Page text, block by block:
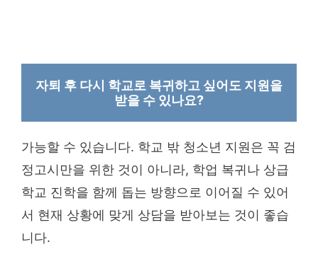
자퇴 후 다시 학교로 복귀하고 싶어도 지원을
받을 수 있나요?
가능할 수 있습니다. 학교 밖 청소년 지원은 꼭 검
정고시만을 위한 것이 아니라, 학업 복귀나 상급
학교 진학을 함께 돕는 방향으로 이어질 수 있어
서 현재 상황에 맞게 상담을 받아보는 것이 좋습
니다.